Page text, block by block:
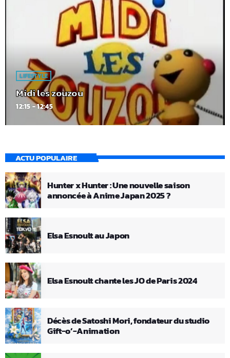
LIFESTYLE
Midi les zouzou
12:15 - 12:45
ACTU POPULAIRE
Hunter x Hunter : Une nouvelle saison
annoncée à Anime Japan 2025 ?
Elsa Esnoult au Japon
Elsa Esnoult chante les JO de Paris 2024
Décès de Satoshi Mori, fondateur du studio
Gift-o’-Animation